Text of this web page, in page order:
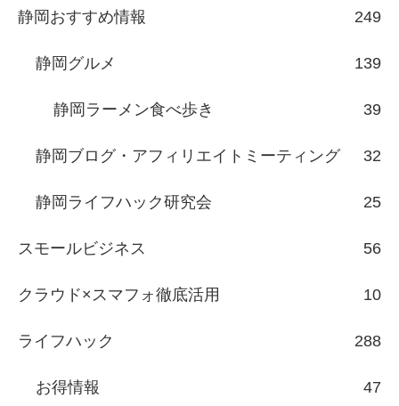
静岡おすすめ情報 249
静岡グルメ 139
静岡ラーメン食べ歩き 39
静岡ブログ・アフィリエイトミーティング 32
静岡ライフハック研究会 25
スモールビジネス 56
クラウド×スマフォ徹底活用 10
ライフハック 288
お得情報 47